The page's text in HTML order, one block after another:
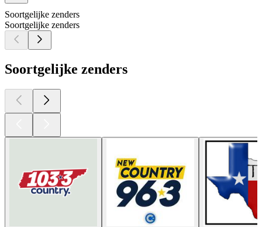
Soortgelijke zenders
Soortgelijke zenders
Soortgelijke zenders